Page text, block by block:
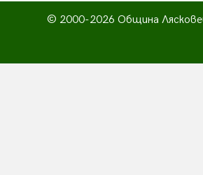
© 2000-2026 Община